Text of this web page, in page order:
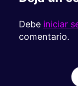
Debe iniciar
comentario.